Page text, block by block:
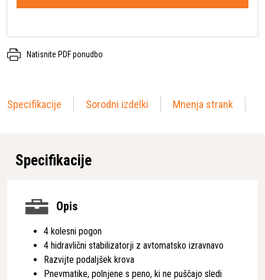
Natisnite PDF ponudbo
Specifikacije Sorodni izdelki Mnenja strank
Specifikacije
Opis
4 kolesni pogon
4 hidravlični stabilizatorji z avtomatsko izravnavo
Razvijte podaljšek krova
Pnevmatike, polnjene s peno, ki ne puščajo sledi